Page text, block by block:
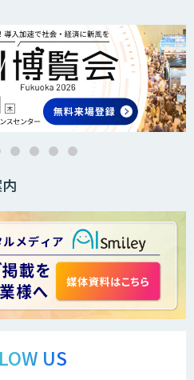
Agentsense
AIエージェント「OfficeAI社
ジ×AIで顧客コミュニケーシ
＞AIエージェントDRIVE
開発
US